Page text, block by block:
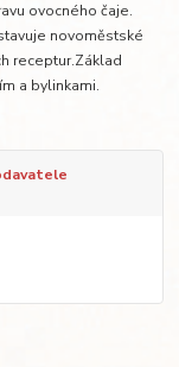
ovocného čaje.
novoměstské
receptur.Základ
a bylinkami.